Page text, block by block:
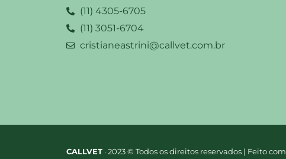
(11) 4305-6705
(11) 3051-6704
cristianeastrini@callvet.com.br
CALLVET · 2023 © Todos os direitos reservados | Feito com